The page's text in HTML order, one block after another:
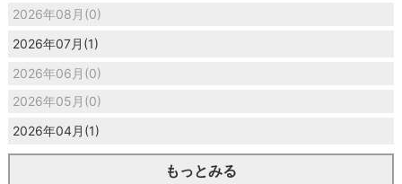
2026年08月(0)
2026年07月(1)
2026年06月(0)
2026年05月(0)
2026年04月(1)
もっとみる